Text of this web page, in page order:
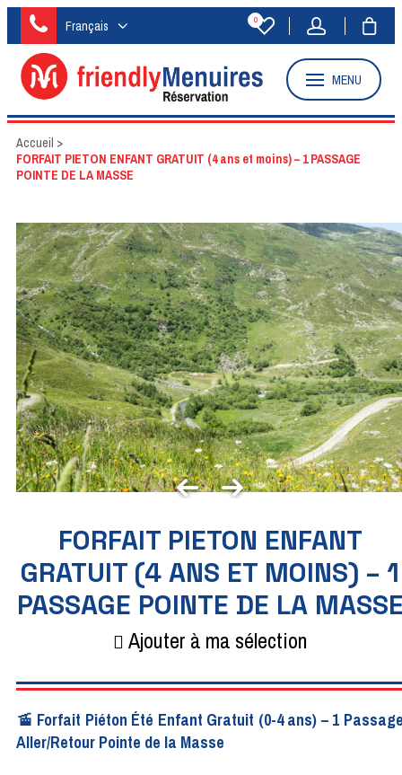
Français 0
MENU
Accueil >
FORFAIT PIETON ENFANT GRATUIT (4 ans et moins) – 1 PASSAGE
POINTE DE LA MASSE
FORFAIT PIETON ENFANT
GRATUIT (4 ANS ET MOINS) – 1
PASSAGE POINTE DE LA
Ajouter à ma sélection
🚡 Forfait Piéton Été Enfant Gratuit (0-4 ans) – 1
Aller/Retour Pointe de la Masse